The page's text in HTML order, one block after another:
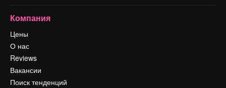
Компания
Цены
О нас
Reviews
Вакансии
Поиск тенденций